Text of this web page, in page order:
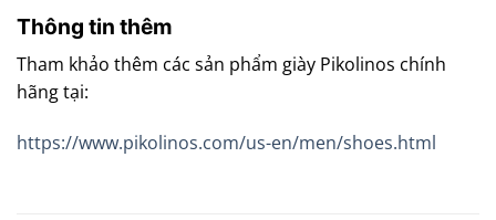
Thông tin thêm
Tham khảo thêm các sản phẩm giày Pikolinos chính
hãng tại:
https://www.pikolinos.com/us-en/men/shoes.html